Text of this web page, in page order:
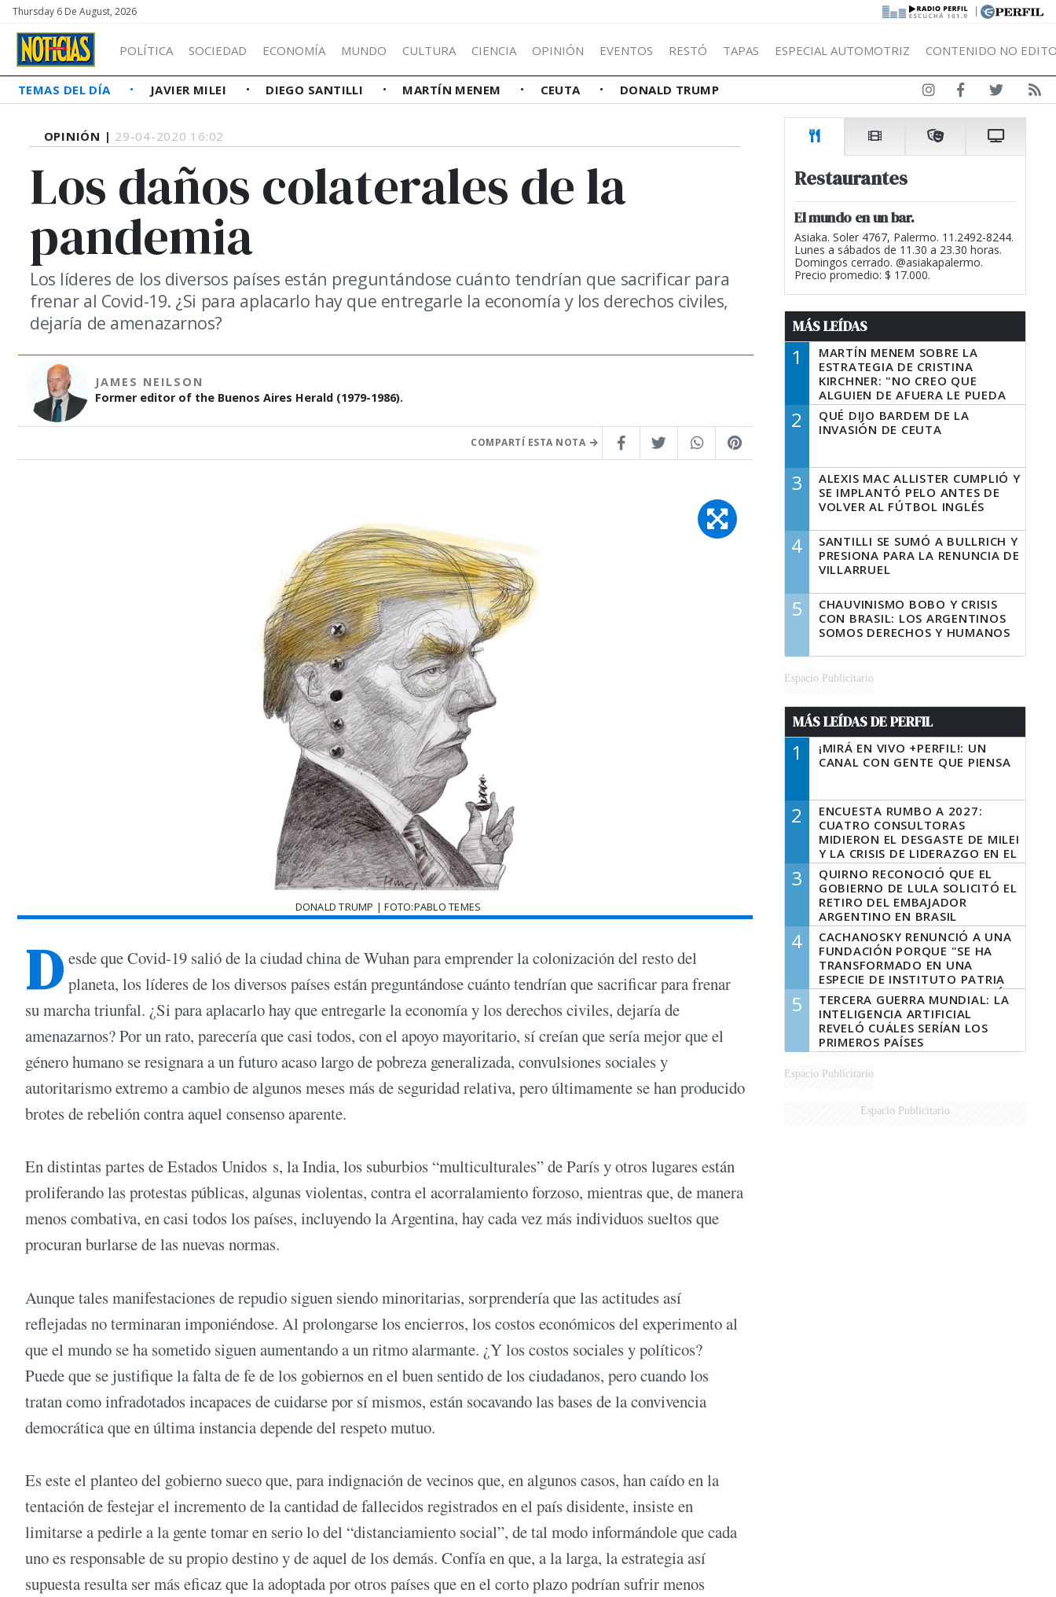
Thursday 6 De August, 2026 |
POLÍTICA SOCIEDAD ECONOMÍA MUNDO CULTURA CIENCIA OPINIÓN EVENTOS RESTÓ TAPAS ESPECIAL AUTOMOTRIZ CONTENIDO NO
TEMAS DEL DÍA JAVIER MILEI DIEGO SANTILLI MARTÍN MENEM CEUTA DONALD TRUMP
OPINIÓN | 29-04-2020 16:02
Los daños colaterales de la
pandemia
Los líderes de los diversos países están preguntándose cuánto tendrían que sacrificar para
frenar al Covid-19. ¿Si para aplacarlo hay que entregarle la economía y los derechos civiles,
dejaría de amenazarnos?
JAMES NEILSON
Former editor of the Buenos Aires Herald (1979-1986).
COMPARTÍ ESTA NOTA
DONALD TRUMP | FOTO:PABLO TEMES
D esde que Covid-19 salió de la ciudad china de Wuhan para emprender la colonización del resto del
planeta, los líderes de los diversos países están preguntándose cuánto tendrían que sacrificar para frenar
su marcha triunfal. ¿Si para aplacarlo hay que entregarle la economía y los derechos civiles, dejaría de
amenazarnos? Por un rato, parecería que casi todos, con el apoyo mayoritario, sí creían que sería mejor que el
género humano se resignara a un futuro acaso largo de pobreza generalizada, convulsiones sociales y
autoritarismo extremo a cambio de algunos meses más de seguridad relativa, pero últimamente se han producido
brotes de rebelión contra aquel consenso aparente.
En distintas partes de Estados Unidos s, la India, los suburbios “multiculturales” de París y otros lugares están
proliferando las protestas públicas, algunas violentas, contra el acorralamiento forzoso, mientras que, de manera
menos combativa, en casi todos los países, incluyendo la Argentina, hay cada vez más individuos sueltos que
procuran burlarse de las nuevas normas.
Aunque tales manifestaciones de repudio siguen siendo minoritarias, sorprendería que las actitudes así
reflejadas no terminaran imponiéndose. Al prolongarse los encierros, los costos económicos del experimento al
que el mundo se ha sometido siguen aumentando a un ritmo alarmante. ¿Y los costos sociales y políticos?
Puede que se justifique la falta de fe de los gobiernos en el buen sentido de los ciudadanos, pero cuando los
tratan como infradotados incapaces de cuidarse por sí mismos, están socavando las bases de la convivencia
democrática que en última instancia depende del respeto mutuo.
Es este el planteo del gobierno sueco que, para indignación de vecinos que, en algunos casos, han caído en la
tentación de festejar el incremento de la cantidad de fallecidos registrados en el país disidente, insiste en
limitarse a pedirle a la gente tomar en serio lo del “distanciamiento social”, de tal modo informándole que cada
uno es responsable de su propio destino y de aquel de los demás. Confía en que, a la larga, la estrategia así
supuesta resulta ser más eficaz que la adoptada por otros países que en el corto plazo podrían sufrir menos
Restaurantes
El mundo en un bar.
Asiaka. Soler 4767, Palermo. 11.2492-8244.
Lunes a sábados de 11.30 a 23.30 horas.
Domingos cerrado. @asiakapalermo.
Precio promedio: $ 17.000.
MÁS LEÍDAS
1
MARTÍN MENEM SOBRE LA
ESTRATEGIA DE CRISTINA
KIRCHNER: "NO CREO QUE
ALGUIEN DE AFUERA LE PUEDA
DECIR A LA JUSTICIA LO QUE
TIENE QUE HACER"
2
QUÉ DIJO BARDEM DE LA
INVASIÓN DE CEUTA
3
ALEXIS MAC ALLISTER CUMPLIÓ Y
SE IMPLANTÓ PELO ANTES DE
VOLVER AL FÚTBOL INGLÉS
4
SANTILLI SE SUMÓ A BULLRICH Y
PRESIONA PARA LA RENUNCIA DE
VILLARRUEL
5
CHAUVINISMO BOBO Y CRISIS
CON BRASIL: LOS ARGENTINOS
SOMOS DERECHOS Y HUMANOS
Espacio Publicitario
MÁS LEÍDAS DE PERFIL
1
¡MIRÁ EN VIVO +PERFIL!: UN
CANAL CON GENTE QUE PIENSA
2
ENCUESTA RUMBO A 2027:
CUATRO CONSULTORAS
MIDIERON EL DESGASTE DE MILEI
Y LA CRISIS DE LIDERAZGO EN EL
PERONISMO
3
QUIRNO RECONOCIÓ QUE EL
GOBIERNO DE LULA SOLICITÓ EL
RETIRO DEL EMBAJADOR
ARGENTINO EN BRASIL
4
CACHANOSKY RENUNCIÓ A UNA
FUNDACIÓN PORQUE "SE HA
TRANSFORMADO EN UNA
ESPECIE DE INSTITUTO PATRIA
INCONDICIONAL DE LA GESTIÓN
DE MILEI"
5
TERCERA GUERRA MUNDIAL: LA
INTELIGENCIA ARTIFICIAL
REVELÓ CUÁLES SERÍAN LOS
PRIMEROS PAÍSES
LATINOAMERICANOS EN SER
DERROTADOS
Espacio Publicitario
Espacio Publicitario